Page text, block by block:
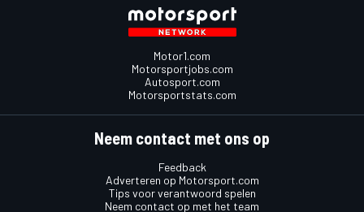
Motor1.com
Motorsportjobs.com
Autosport.com
Motorsportstats.com
Neem contact met ons op
Feedback
Adverteren op Motorsport.com
Tips voor verantwoord spelen
Neem contact op met het team